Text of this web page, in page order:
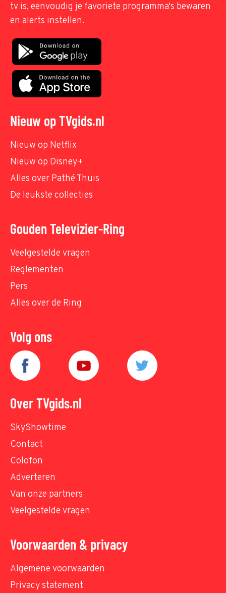
tv is, eenvoudig je favoriete programma's bewaren
en alerts instellen.
Nieuw op TVgids.nl
Nieuw op Netflix
Nieuw op Disney+
Alles over Pathé Thuis
De leukste collecties
Gouden Televizier-Ring
Veelgestelde vragen
Reglementen
Pers
Alles over de Ring
Volg ons
Over TVgids.nl
SkyShowtime
Contact
Colofon
Adverteren
Van onze partners
Veelgestelde vragen
Voorwaarden & privacy
Algemene voorwaarden
Privacy statement